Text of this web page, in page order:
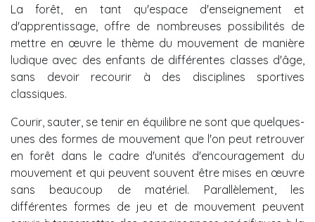
La forêt, en tant qu'espace d'enseignement et
d'apprentissage, offre de nombreuses possibilités de
mettre en œuvre le thème du mouvement de manière
ludique avec des enfants de différentes classes d'âge,
sans devoir recourir à des disciplines sportives
classiques.
Courir, sauter, se tenir en équilibre ne sont que quelques-
unes des formes de mouvement que l'on peut retrouver
en forêt dans le cadre d'unités d'encouragement du
mouvement et qui peuvent souvent être mises en œuvre
sans beaucoup de matériel. Parallèlement, les
différentes formes de jeu et de mouvement peuvent